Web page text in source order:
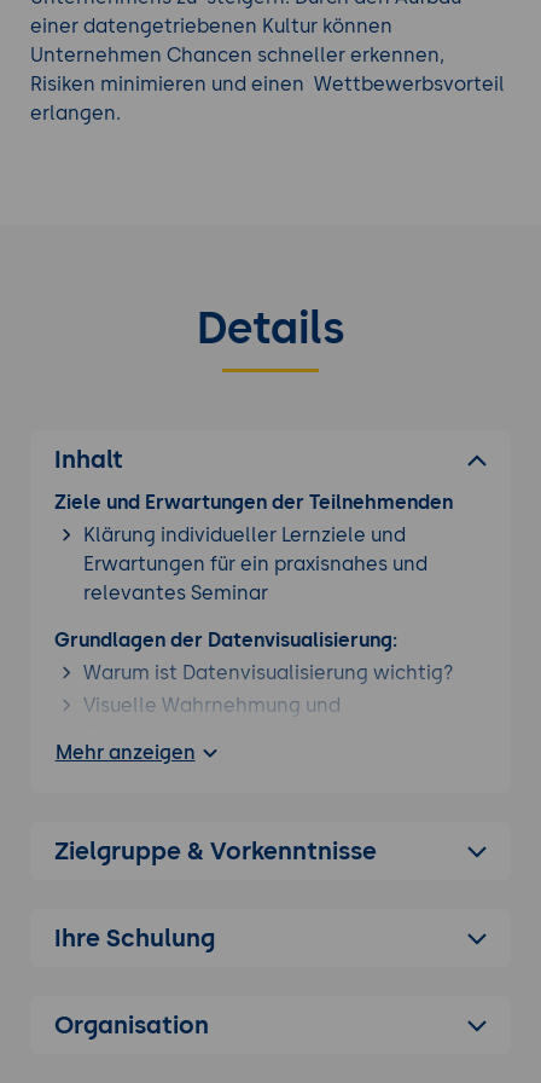
identifizieren, potenzielle Risiken zu erkennen
und präventive Maßnahmen zu ergreifen.
Verbesserung der Effizienz und Produktivität:
Eine geschulte Belegschaft in
einer datengetriebenen Kultur können
Unternehmen Chancen schneller erkennen,
Risiken minimieren und einen Wettbewerbsvorteil
erlangen.
Details
Inhalt
Ziele und Erwartungen der Teilnehmenden
Klärung individueller Lernziele und
Erwartungen für ein praxisnahes und
relevantes Seminar
Grundlagen der Datenvisualisierung:
Warum ist Datenvisualisierung wichtig?
Visuelle Wahrnehmung und
Auswahl geeigneter Diagrammtypen für
Vorbereitung der Daten für die Analyse:
Datenaggregation und -transformation.
Balkendiagramme: Darstellung von
Mehr anzeigen
Zielgruppe & Vorkenntnisse
Ihre Schulung
Organisation